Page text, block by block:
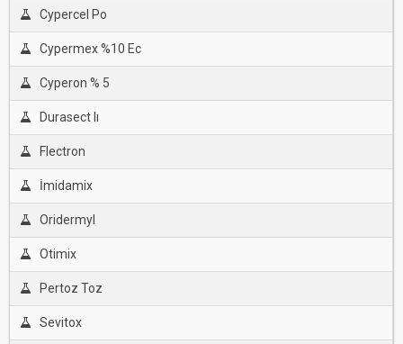
Cypercel Po
Cypermex %10 Ec
Cyperon % 5
Durasect Iı
Flectron
İmidamix
Oridermyl
Otimix
Pertoz Toz
Sevitox